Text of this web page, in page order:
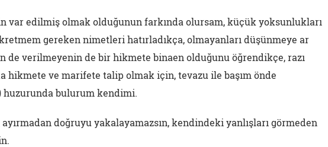
var edilmiş olmak olduğunun farkında olursam, küçük yoksunlukları
gereken nimetleri hatırladıkça, olmayanları düşünmeye ar
de verilmeyenin de bir hikmete binaen olduğunu öğrendikçe, razı
hikmete ve marifete talip olmak için, tevazu ile başım önde
huzurunda bulurum kendimi.
ayırmadan doğruyu yakalayamazsın, kendindeki yanlışları görmeden